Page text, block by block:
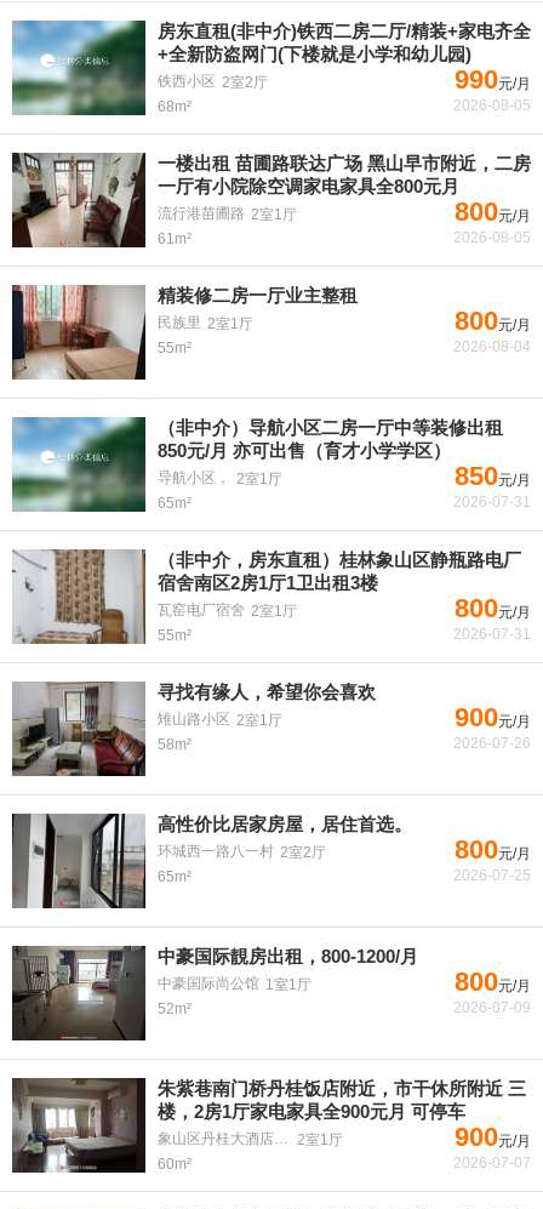
房东直租(非中介)铁西二房二厅/精装+家电齐全
+全新防盗网门(下楼就是小学和幼儿园)
铁西小区 2室2厅
68m²
990元/月
2026-08-05
一楼出租 苗圃路联达广场 黑山早市附近，二房
一厅有小院除空调家电家具全800元月
流行港苗圃路 2室1厅
61m²
800元/月
2026-08-05
精装修二房一厅业主整租
民族里 2室1厅
55m²
800元/月
2026-08-04
（非中介）导航小区二房一厅中等装修出租
850元/月 亦可出售（育才小学学区）
导航小区，
2室1厅
65m²
850元/月
2026-07-31
（非中介，房东直租）桂林象山区静瓶路电厂
宿舍南区2房1厅1卫出租3楼
瓦窑电厂宿舍 2室1厅
55m²
800元/月
2026-07-31
寻找有缘人，希望你会喜欢
雉山路小区 2室1厅
58m²
900元/月
2026-07-26
高性价比居家房屋，居住首选。
环城西一路八一村 2室2厅
65m²
800元/月
2026-07-25
中豪国际靚房出租，800-1200/月
中豪国际尚公馆 1室1厅
52m²
800元/月
2026-07-09
朱紫巷南门桥丹桂饭店附近，市干休所附近 三
楼，2房1厅家电家具全900元月 可停车
象山区丹桂大酒店后边朱紫巷8号
2室1厅
60m²
900元/月
2026-07-07